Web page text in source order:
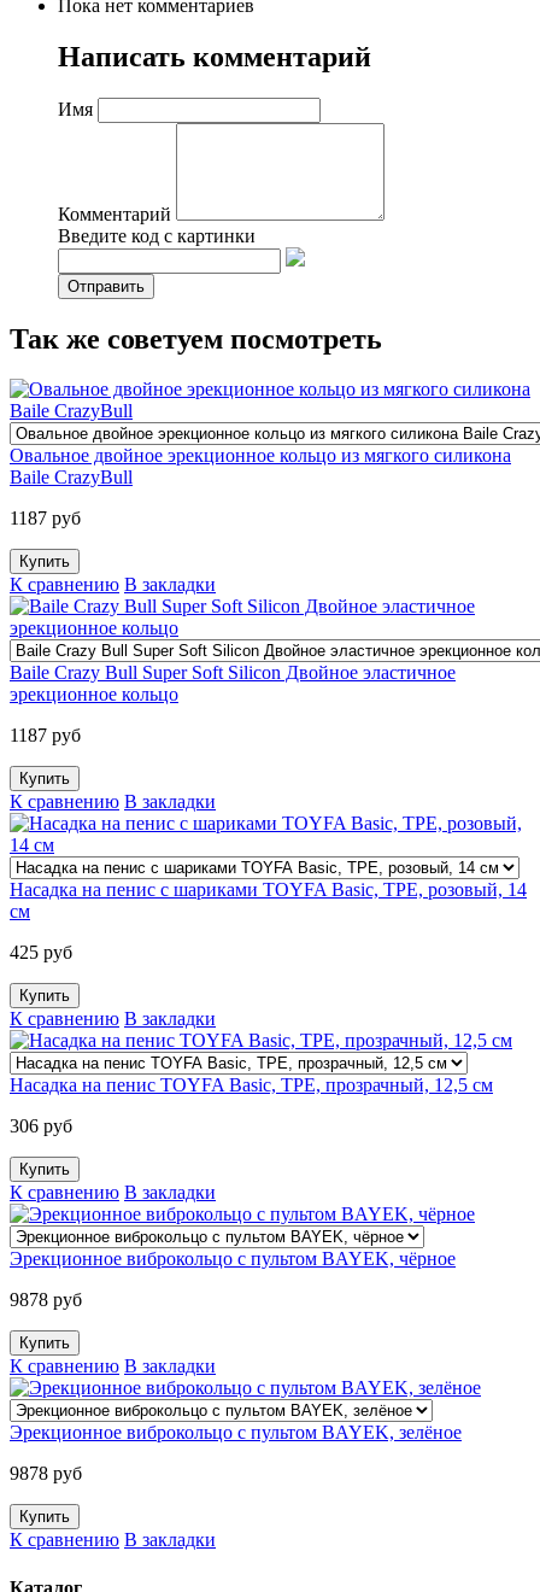
Пока нет комментариев
Написать комментарий
Имя
Комментарий
Введите код с картинки
Так же советуем посмотреть
Овальное двойное эрекционное кольцо из мягкого силикона
Baile CrazyBull
1187 руб
К сравнению В закладки
Baile Crazy Bull Super Soft Silicon Двойное эластичное
эрекционное кольцо
1187 руб
К сравнению В закладки
Насадка на пенис с шариками TOYFA Basic, TPE, розовый, 14
см
425 руб
К сравнению В закладки
Насадка на пенис TOYFA Basic, TPE, прозрачный, 12,5 см
306 руб
К сравнению В закладки
Эрекционное виброкольцо с пультом BAYEK, чёрное
9878 руб
К сравнению В закладки
Эрекционное виброкольцо с пультом BAYEK, зелёное
9878 руб
К сравнению В закладки
Каталог